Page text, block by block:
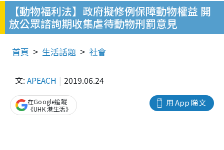
【動物福利法】政府擬修例保障動物權益 開
放公眾諮詢期收集虐待動物刑罰意見
首頁 生活話題 社會
文: APEACH 2019.06.24
用 App 睇文
在Google追蹤
《UHK 港生活》